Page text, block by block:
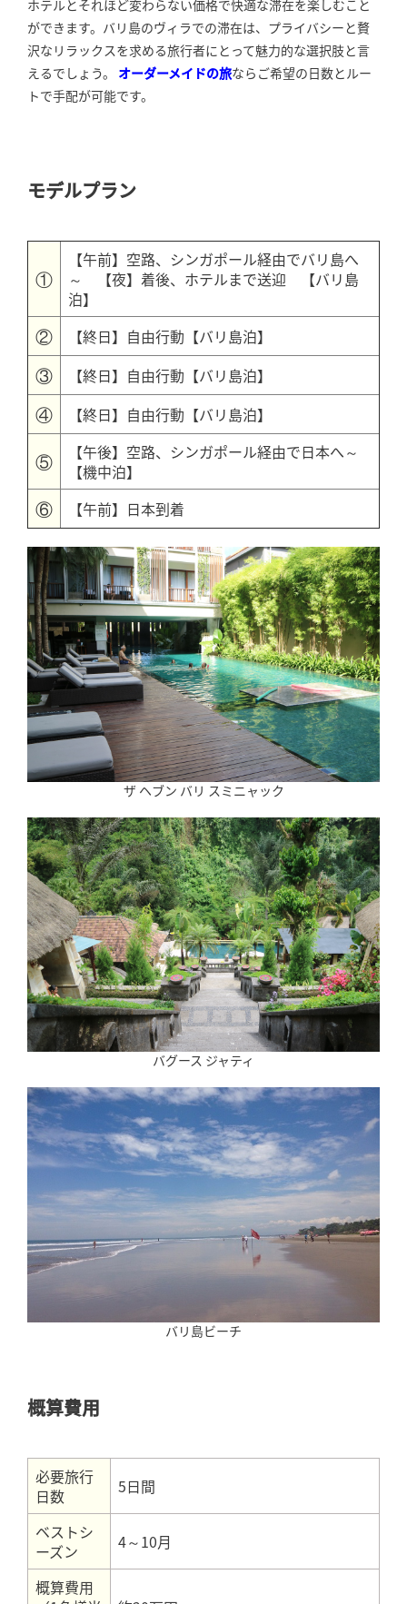
ホテルとそれほど変わらない価格で快適な滞在を楽しむこと
ができます。バリ島のヴィラでの滞在は、プライバシーと贅
沢なリラックスを求める旅行者にとって魅力的な選択肢と言
えるでしょう。 オーダーメイドの旅ならご希望の日数とルー
トで手配が可能です。
モデルプラン
①
【午前】空路、シンガポール経由でバリ島へ
～ 【夜】着後、ホテルまで送迎 【バリ島
泊】
② 【終日】自由行動【バリ島泊】
③ 【終日】自由行動【バリ島泊】
④ 【終日】自由行動【バリ島泊】
⑤
【午後】空路、シンガポール経由で日本へ～
【機中泊】
⑥ 【午前】日本到着
ザ ヘブン バリ スミニャック
バグース ジャティ
バリ島ビーチ
概算費用
必要旅行
日数
5日間
ベストシ
ーズン
4～10月
概算費用